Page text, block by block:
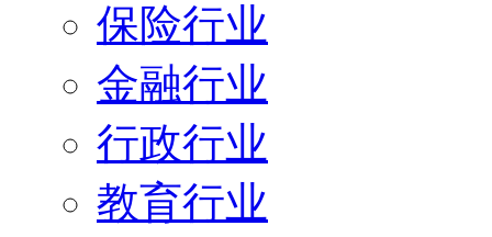
保险行业
金融行业
行政行业
教育行业